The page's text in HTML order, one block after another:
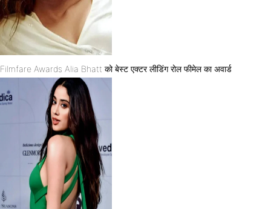
Filmfare Awards Alia Bhatt को बेस्ट एक्टर लीडिंग रोल फीमेल का अवार्ड